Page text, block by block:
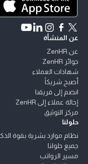
حمّل ZenHR من App Store
Follow ZenHR on X
on Facebook
Instagramعن المنشأة
عن ZenHR
جوائز ZenHR
شهادات العملاء
أصبح شريكاً
انضم إلى فريقنا
إحالة عملاء إلى ZenHR
مركز التوثيق
حلولنا
نظام موارد بشرية بقوة
جميع حلولنا
مسير الرواتب